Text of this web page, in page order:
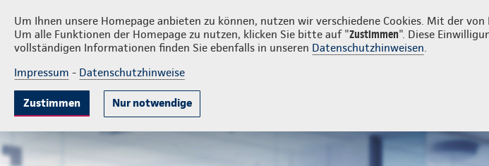
Um Ihnen unsere Homepage anbieten zu können, nutzen wir verschiedene Cookies. Mit der
Um alle Funktionen der Homepage zu nutzen, klicken Sie bitte auf "Zustimmen". Diese
vollständigen Informationen finden Sie ebenfalls in unseren Datenschutzhinweisen.
Impressum - Datenschutzhinweise
Zustimmen Nur notwendige
Börgmann & Bloemers Privatkunden Firmenkunden
MitarbeitervorsorgeUnternehmensabsicherung
Landesdirektion Börgmann & Bloemers GmbH